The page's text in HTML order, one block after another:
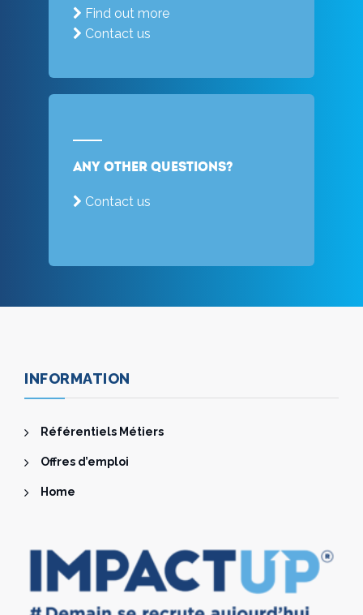
Find out more
Contact us
Any other questions?
Contact us
INFORMATION
Référentiels Métiers
Offres d’emploi
Home